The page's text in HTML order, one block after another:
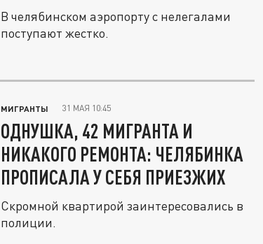
В челябинском аэропорту с нелегалами
поступают жестко.
МИГРАНТЫ 31 МАЯ 10:45
ОДНУШКА, 42 МИГРАНТА И
НИКАКОГО РЕМОНТА: ЧЕЛЯБИНКА
ПРОПИСАЛА У СЕБЯ ПРИЕЗЖИХ
Скромной квартирой заинтересовались в
полиции.